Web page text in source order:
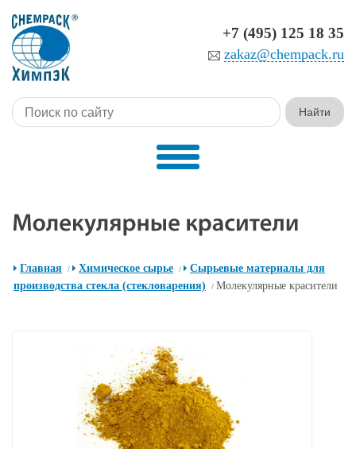
+7 (495) 125 18 35
zakaz@chempack.ru
Главная / Химическое сырье /
Сырьевые материалы для
производства стекла (стекловарения)
/ Молекулярные красители